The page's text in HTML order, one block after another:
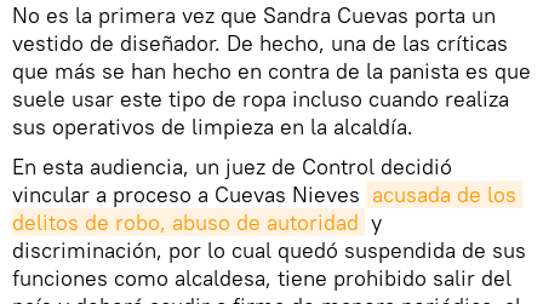
No es la primera vez que Sandra Cuevas porta un
vestido de diseñador. De hecho, una de las críticas
que más se han hecho en contra de la panista es que
suele usar este tipo de ropa incluso cuando realiza
sus operativos de limpieza en la alcaldía.
En esta audiencia, un juez de Control decidió
vincular a proceso a Cuevas Nieves acusada de los
delitos de robo, abuso de autoridad y
discriminación, por lo cual quedó suspendida de sus
funciones como alcaldesa, tiene prohibido salir del